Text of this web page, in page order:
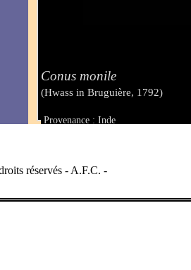
Conus monile
(Hwass in Bruguière, 1792)
Provenance : Inde
réservés - A.F.C. -